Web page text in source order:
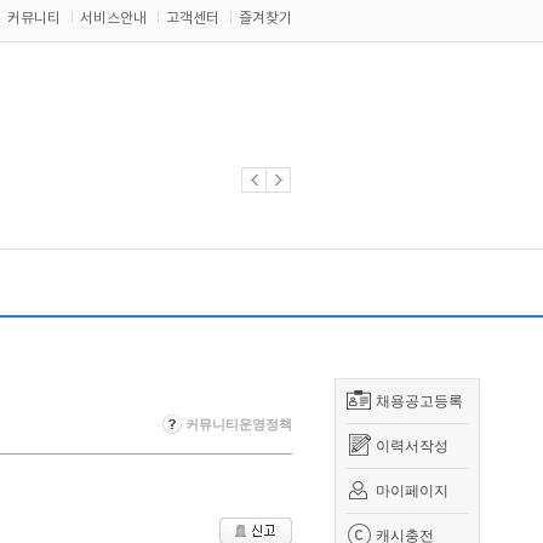
커뮤니티 서비스안내 고객센터 즐겨찾기
채용공고등록
이력서작성
마이페이지
캐시충전
커뮤니티운영정책